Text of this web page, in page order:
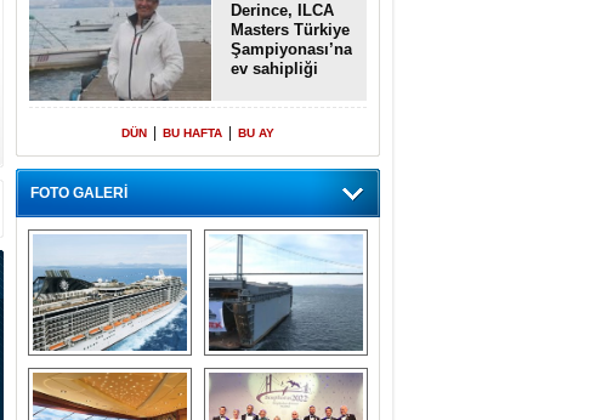
Derince, ILCA
Masters Türkiye
Şampiyonası’na
ev sahipliği
DÜN BU HAFTA BU AY
FOTO GALERİ
“Gemi içinde gemi”
konsepti ile MSC
Splendida
Dünyada tek!
Denizaltı yüzer
havuzu intikal